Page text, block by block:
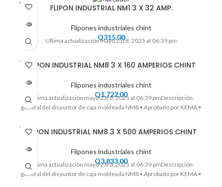
VENDI
DO
FLIPON INDUSTRIAL NM1 3 X 32 AMP.
Flipones industriales chint
Q315.00
Ultima actualización mayo 23rd, 2025 at 06:39 pm
VENDI
DO
FLIPON INDUSTRIAL NM8 3 X 160 AMPERIOS CHINT
Flipones industriales chint
Q1,722.00
Ultima actualización mayo 23rd, 2025 at 06:39 pmDescripción
general del disyuntor de caja moldeada NM8 • Aprobado por KEMA •
VENDI
DO
FLIPON INDUSTRIAL NM8 3 X 500 AMPERIOS CHINT
Flipones industriales chint
Q3,833.00
Ultima actualización mayo 23rd, 2025 at 06:39 pmDescripción
general del disyuntor de caja moldeada NM8 • Aprobado por KEMA •